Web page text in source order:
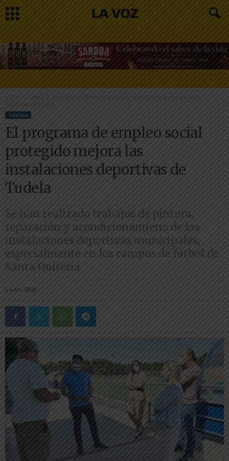
Inicio Tudela
El programa de empleo social protegido mejora las instalaciones
deportivas de Tudela
TUDELA
El programa de empleo social
protegido mejora las
instalaciones deportivas de
Tudela
Se han realizado trabajos de pintura,
reparación y acondicionamieno de las
instalaciones deportivas municipales,
especialmente en los campos de fútbol de
Santa Quiteria
2 julio, 2020